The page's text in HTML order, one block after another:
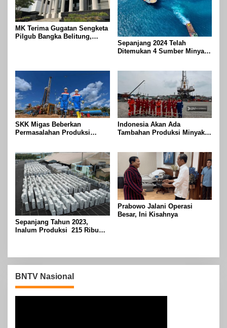
MK Terima Gugatan Sengketa
Pilgub Bangka Belitung,
Sepanjang 2024 Telah
Ditemukan 4 Sumber Minyak
SKK Migas Beberkan
Permasalahan Produksi
Indonesia Akan Ada
Tambahan Produksi Minyak
Sepanjang Tahun 2023,
Inalum Produksi 215 Ribu
Prabowo Jalani Operasi
Besar, Ini Kisahnya
BNTV Nasional